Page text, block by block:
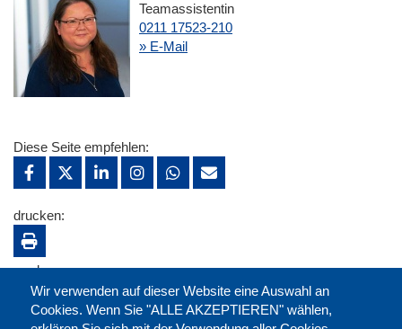
Teamassistentin
0211 17523-210
» E-Mail
Wir verwenden auf dieser Website eine Auswahl an
Cookies. Wenn Sie "ALLE AKZEPTIEREN" wählen,
Diese Seite empfehlen:
drucken:
merken: